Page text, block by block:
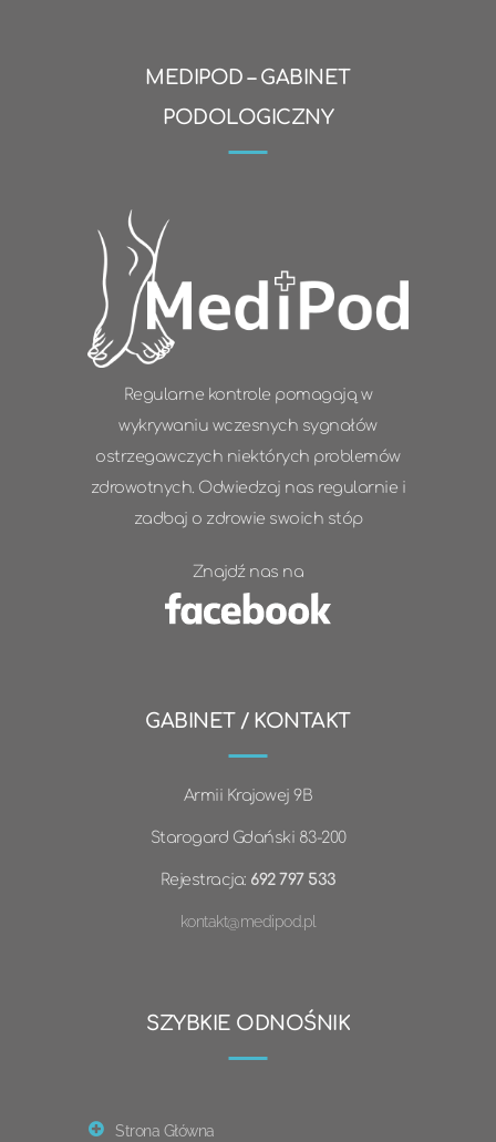
MEDIPOD – GABINET
PODOLOGICZNY
Regularne kontrole pomagają w
wykrywaniu wczesnych sygnałów
ostrzegawczych niektórych problemów
zdrowotnych. Odwiedzaj nas regularnie i
zadbaj o zdrowie swoich stóp
Znajdź nas na
GABINET / KONTAKT
Armii Krajowej 9B
Starogard Gdański 83-200
Rejestracja: 692 797 533
kontakt@medipod.pl
SZYBKIE ODNOŚNIK
Strona Główna